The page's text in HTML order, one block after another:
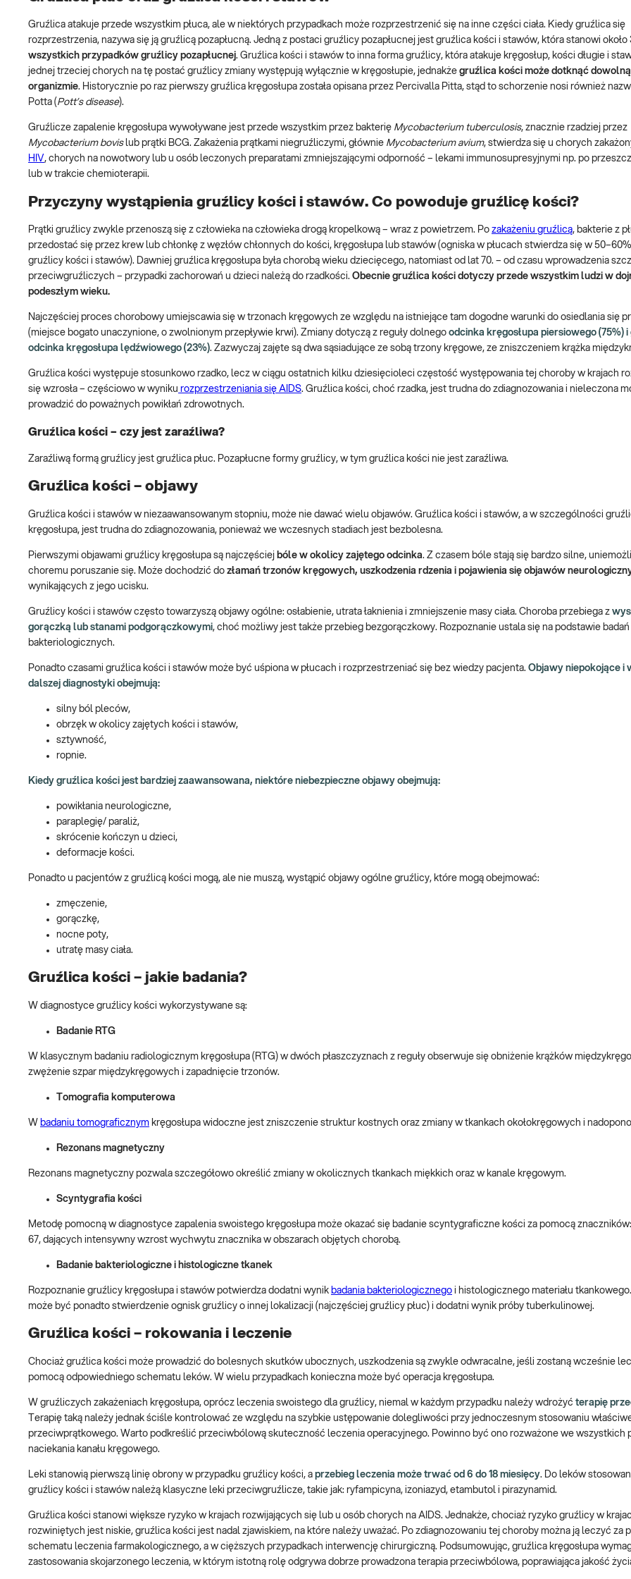
Gruźlica atakuje przede wszystkim płuca, ale w niektórych przypadkach może rozprzestrzenić się na inne części ciała. Kiedy gruźlica się
rozprzestrzenia, nazywa się ją gruźlicą pozapłucną. Jedną z postaci gruźlicy pozapłucnej jest gruźlica kości i stawów, która stanowi około
wszystkich przypadków gruźlicy pozapłucnej. Gruźlica kości i stawów to inna forma gruźlicy, która atakuje kręgosłup, kości długie i
jednej trzeciej chorych na tę postać gruźlicy zmiany występują wyłącznie w kręgosłupie, jednakże gruźlica kości może dotknąć
organizmie. Historycznie po raz pierwszy gruźlica kręgosłupa została opisana przez Percivalla Pitta, stąd to schorzenie nosi również
Potta ( Pott’s disease).
Gruźlicze zapalenie kręgosłupa wywoływane jest przede wszystkim przez bakterię Mycobacterium tuberculosis, znacznie rzadziej przez
Mycobacterium bovislub prątki BCG. Zakażenia prątkami niegruźliczymi, głównie Mycobacterium avium, stwierdza się u chorych
HIV, chorych na nowotwory lub u osób leczonych preparatami zmniejszającymi odporność – lekami immunosupresyjnymi np. po
lub w trakcie chemioterapii.
Przyczyny wystąpienia gruźlicy kości i stawów. Co powoduje gruźlicę kości?
Prątki gruźlicy zwykle przenoszą się z człowieka na człowieka drogą kropelkową – wraz z powietrzem. Po zakażeniu gruźlicą, bakterie z
przedostać się przez krew lub chłonkę z węzłów chłonnych do kości, kręgosłupa lub stawów (ogniska w płucach stwierdza się w
gruźlicy kości i stawów). Dawniej gruźlica kręgosłupa była chorobą wieku dziecięcego, natomiast od lat 70. – od czasu wprowadzenia
przeciwgruźliczych – przypadki zachorowań u dzieci należą do rzadkości. Obecnie gruźlica kości dotyczy przede wszystkim ludzi w
podeszłym wieku.
Najczęściej proces chorobowy umiejscawia się w trzonach kręgowych ze względu na istniejące tam dogodne warunki do osiedlania się
(miejsce bogato unaczynione, o zwolnionym przepływie krwi). Zmiany dotyczą z reguły dolnego odcinka kręgosłupa piersiowego (75%)
odcinka kręgosłupa lędźwiowego (23%). Zazwyczaj zajęte są dwa sąsiadujące ze sobą trzony kręgowe, ze zniszczeniem krążka
Gruźlica kości występuje stosunkowo rzadko, lecz w ciągu ostatnich kilku dziesięcioleci częstość występowania tej choroby w krajach
się wzrosła – częściowo w wyniku rozprzestrzeniania się AIDS. Gruźlica kości, choć rzadka, jest trudna do zdiagnozowania i nieleczona
prowadzić do poważnych powikłań zdrowotnych.
Gruźlica kości – czy jest zaraźliwa?
Zaraźliwą formą gruźlicy jest gruźlica płuc. Pozapłucne formy gruźlicy, w tym gruźlica kości nie jest zaraźliwa.
Gruźlica kości – objawy
Gruźlica kości i stawów w niezaawansowanym stopniu, może nie dawać wielu objawów. Gruźlica kości i stawów, a w szczególności
kręgosłupa, jest trudna do zdiagnozowania, ponieważ we wczesnych stadiach jest bezbolesna.
Pierwszymi objawami gruźlicy kręgosłupa są najczęściej bóle w okolicy zajętego odcinka. Z czasem bóle stają się bardzo silne,
choremu poruszanie się. Może dochodzić do złamań trzonów kręgowych, uszkodzenia rdzenia i pojawienia się objawów
wynikających z jego ucisku.
Gruźlicy kości i stawów często towarzyszą objawy ogólne: osłabienie, utrata łaknienia i zmniejszenie masy ciała. Choroba przebiega z
gorączką lub stanami podgorączkowymi, choć możliwy jest także przebieg bezgorączkowy. Rozpoznanie ustala się na podstawie
bakteriologicznych.
Ponadto czasami gruźlica kości i stawów może być uśpiona w płucach i rozprzestrzeniać się bez wiedzy pacjenta. Objawy niepokojące i
dalszej diagnostyki obejmują:
silny ból pleców,
obrzęk w okolicy zajętych kości i stawów,
sztywność,
ropnie.
Kiedy gruźlica kości jest bardziej zaawansowana, niektóre niebezpieczne objawy obejmują:
powikłania neurologiczne,
paraplegię/ paraliż,
skrócenie kończyn u dzieci,
deformacje kości.
Ponadto u pacjentów z gruźlicą kości mogą, ale nie muszą, wystąpić objawy ogólne gruźlicy, które mogą obejmować:
zmęczenie,
gorączkę,
nocne poty,
utratę masy ciała.
Gruźlica kości – jakie badania?
W diagnostyce gruźlicy kości wykorzystywane są:
Badanie RTG
W klasycznym badaniu radiologicznym kręgosłupa (RTG) w dwóch płaszczyznach z reguły obserwuje się obniżenie krążków
zwężenie szpar międzykręgowych i zapadnięcie trzonów.
Tomografia komputerowa
W badaniu tomograficznym kręgosłupa widoczne jest zniszczenie struktur kostnych oraz zmiany w tkankach okołokręgowych i
Rezonans magnetyczny
Rezonans magnetyczny pozwala szczegółowo określić zmiany w okolicznych tkankach miękkich oraz w kanale kręgowym.
Scyntygrafia kości
Metodę pomocną w diagnostyce zapalenia swoistego kręgosłupa może okazać się badanie scyntygraficzne kości za pomocą
67, dających intensywny wzrost wychwytu znacznika w obszarach objętych chorobą.
Badanie bakteriologiczne i histologiczne tkanek
Rozpoznanie gruźlicy kręgosłupa i stawów potwierdza dodatni wynik badania bakteriologicznego i histologicznego materiału
może być ponadto stwierdzenie ognisk gruźlicy o innej lokalizacji (najczęściej gruźlicy płuc) i dodatni wynik próby tuberkulinowej.
Gruźlica kości – rokowania i leczenie
Chociaż gruźlica kości może prowadzić do bolesnych skutków ubocznych, uszkodzenia są zwykle odwracalne, jeśli zostaną wcześnie
pomocą odpowiedniego schematu leków. W wielu przypadkach konieczna może być operacja kręgosłupa.
W gruźliczych zakażeniach kręgosłupa, oprócz leczenia swoistego dla gruźlicy, niemal w każdym przypadku należy wdrożyć terapię
Terapię taką należy jednak ściśle kontrolować ze względu na szybkie ustępowanie dolegliwości przy jednoczesnym stosowaniu
przeciwprątkowego. Warto podkreślić przeciwbólową skuteczność leczenia operacyjnego. Powinno być ono rozważone we wszystkich
naciekania kanału kręgowego.
Leki stanowią pierwszą linię obrony w przypadku gruźlicy kości, a przebieg leczenia może trwać od 6 do 18 miesięcy. Do leków
gruźlicy kości i stawów należą klasyczne leki przeciwgruźlicze, takie jak: ryfampicyna, izoniazyd, etambutol i pirazynamid.
Gruźlica kości stanowi większe ryzyko w krajach rozwijających się lub u osób chorych na AIDS. Jednakże, chociaż ryzyko gruźlicy w
rozwiniętych jest niskie, gruźlica kości jest nadal zjawiskiem, na które należy uważać. Po zdiagnozowaniu tej choroby można ją leczyć za
schematu leczenia farmakologicznego, a w cięższych przypadkach interwencję chirurgiczną. Podsumowując, gruźlica kręgosłupa
zastosowania skojarzonego leczenia, w którym istotną rolę odgrywa dobrze prowadzona terapia przeciwbólowa, poprawiająca jakość